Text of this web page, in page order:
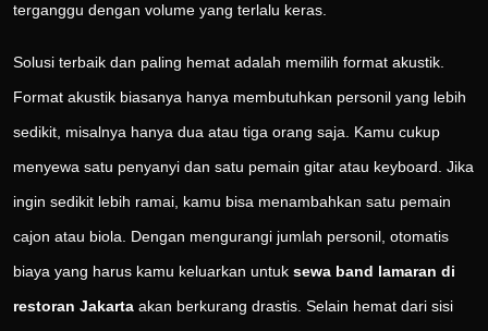
terganggu dengan volume yang terlalu keras.
Solusi terbaik dan paling hemat adalah memilih format akustik.
Format akustik biasanya hanya membutuhkan personil yang lebih
sedikit, misalnya hanya dua atau tiga orang saja. Kamu cukup
menyewa satu penyanyi dan satu pemain gitar atau keyboard. Jika
ingin sedikit lebih ramai, kamu bisa menambahkan satu pemain
cajon atau biola. Dengan mengurangi jumlah personil, otomatis
biaya yang harus kamu keluarkan untuk sewa band lamaran di
restoran Jakarta akan berkurang drastis. Selain hemat dari sisi